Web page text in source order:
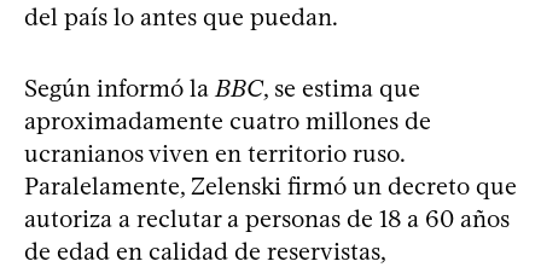
del país lo antes que puedan.
Según informó la BBC, se estima que
aproximadamente cuatro millones de
ucranianos viven en territorio ruso.
Paralelamente, Zelenski firmó un decreto que
autoriza a reclutar a personas de 18 a 60 años
de edad en calidad de reservistas,